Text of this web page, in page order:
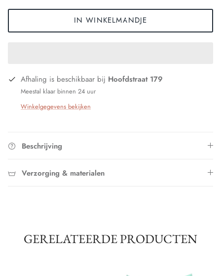
IN WINKELMANDJE
Afhaling is beschikbaar bij Hoofdstraat 179
Meestal klaar binnen 24 uur
Winkelgegevens bekijken
Beschrijving
Verzorging & materialen
GERELATEERDE PRODUCTEN